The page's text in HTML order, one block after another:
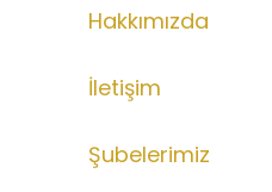
Hakkımızda
İletişim
Şubelerimiz